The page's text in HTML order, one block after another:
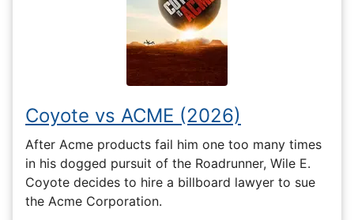
Coyote vs ACME (2026)
After Acme products fail him one too many times
in his dogged pursuit of the Roadrunner, Wile E.
Coyote decides to hire a billboard lawyer to sue
the Acme Corporation.